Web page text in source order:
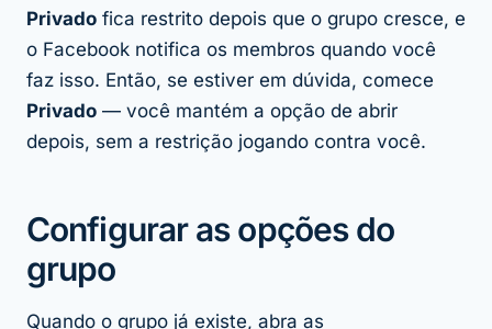
Privado fica restrito depois que o grupo cresce, e
o Facebook notifica os membros quando você
faz isso. Então, se estiver em dúvida, comece
Privado — você mantém a opção de abrir
depois, sem a restrição jogando contra você.
Configurar as opções do
grupo
Quando o grupo já existe, abra as